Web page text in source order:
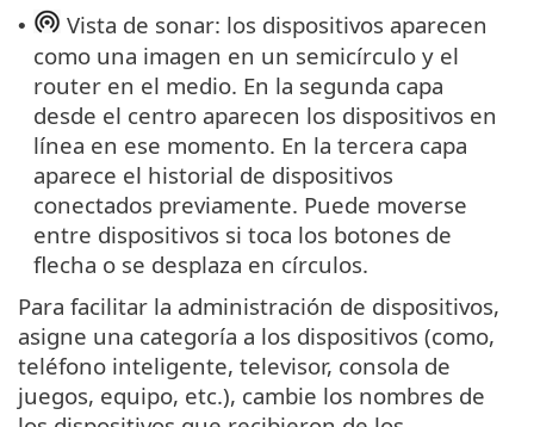
•
Vista de sonar: los dispositivos aparecen
como una imagen en un semicírculo y el
router en el medio. En la segunda capa
desde el centro aparecen los dispositivos en
línea en ese momento. En la tercera capa
aparece el historial de dispositivos
conectados previamente. Puede moverse
entre dispositivos si toca los botones de
flecha o se desplaza en círculos.
Para facilitar la administración de dispositivos,
asigne una categoría a los dispositivos (como,
teléfono inteligente, televisor, consola de
juegos, equipo, etc.), cambie los nombres de